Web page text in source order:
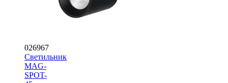
026967
Светильник
MAG-
SPOT-